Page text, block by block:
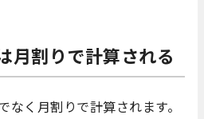
月割りで計算される
く月割りで計算されます。